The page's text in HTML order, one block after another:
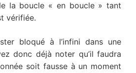
la boucle « en boucle » tant
vérifiée.
bloqué à l’infini dans une
donc déjà noter qu’il faudra
soit fausse à un moment